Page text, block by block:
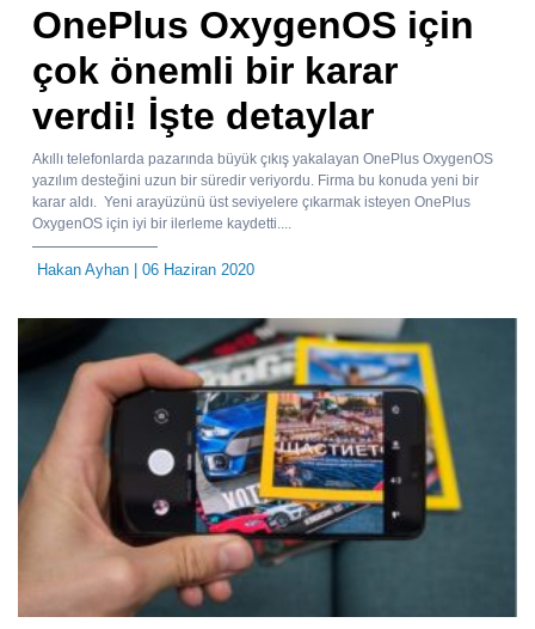
OnePlus OxygenOS için
çok önemli bir karar
verdi! İşte detaylar
Akıllı telefonlarda pazarında büyük çıkış yakalayan OnePlus OxygenOS
yazılım desteğini uzun bir süredir veriyordu. Firma bu konuda yeni bir
karar aldı. Yeni arayüzünü üst seviyelere çıkarmak isteyen OnePlus
OxygenOS için iyi bir ilerleme kaydetti....
Hakan Ayhan | 06 Haziran 2020